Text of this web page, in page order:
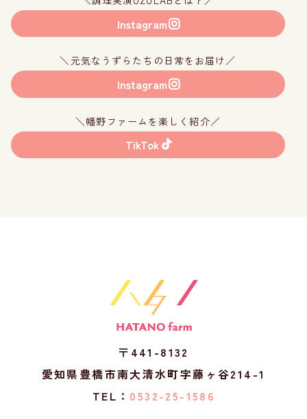
Instagram
＼元気なうずらたちの日常をお届け／
Instagram
＼幡野ファームを楽しく紹介／
TikTok
〒441-8132
愛知県豊橋市南大清水町字藤ヶ谷214-1
TEL： 0532-25-1586